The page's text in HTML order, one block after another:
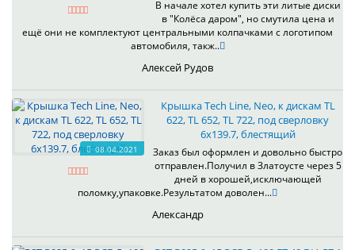
В начале хотел купить эти литые диски
в "Колёса даром", но смутила цена и
ещё они не комплектуют центральными колпачками с логотипом
автомобиля, такж..
Алексей Рудов
08.04.2021
Крышка Tech Line, Neo, к дискам TL
622, TL 652, TL 722, под сверловку
6х139.7, блестящий
Заказ был оформлен и довольно быстро
отправлен.Получил в Златоусте через 5
дней в хорошей,исключающей
поломку,упаковке.Результатом доволен...
Александр